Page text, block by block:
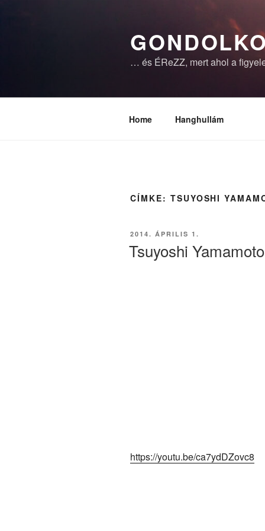
… és ÉReZZ, mert ahol a
Home Hanghullám
CÍMKE: TSUYOSHI
BEKÜLDVE:
2014. ÁPRILIS 1.
Tsuyoshi
https://youtu.be/ca7ydDZovc8